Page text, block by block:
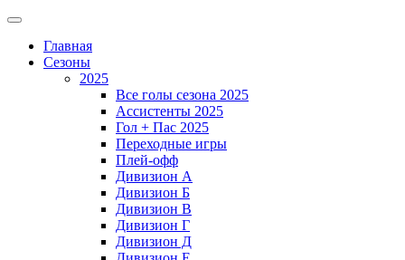
Главная
Сезоны
2025
Все голы сезона 2025
Ассистенты 2025
Гол + Пас 2025
Переходные игры
Плей-офф
Дивизион A
Дивизион Б
Дивизион В
Дивизион Г
Дивизион Д